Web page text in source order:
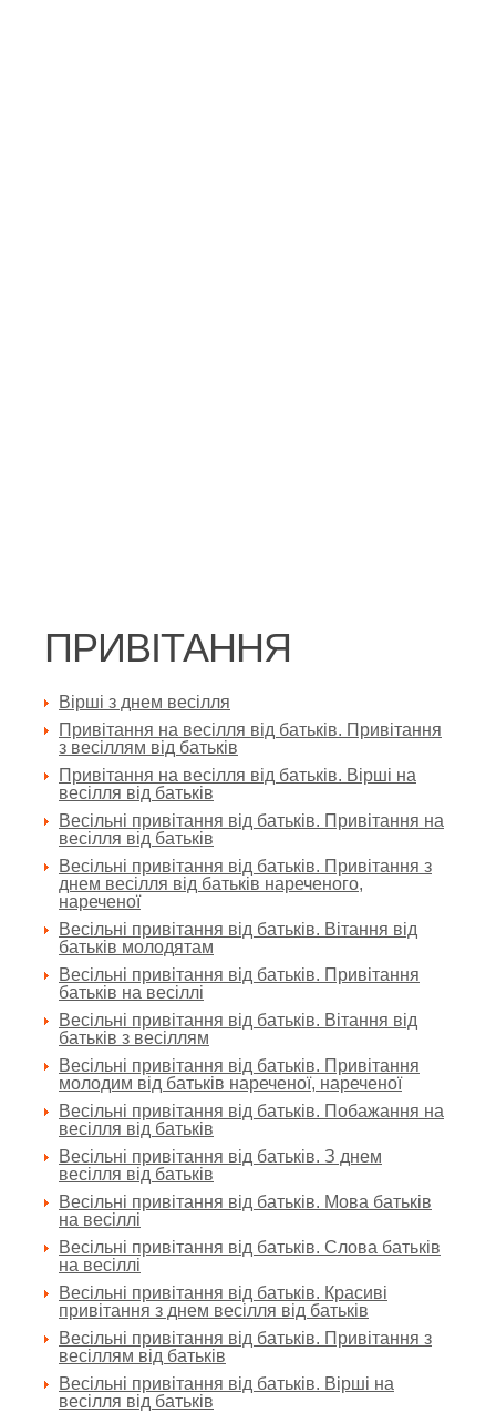
ПРИВІТАННЯ
Вірші з днем весілля
Привітання на весілля від батьків. Привітання
з весіллям від батьків
Привітання на весілля від батьків. Вірші на
весілля від батьків
Весільні привітання від батьків. Привітання на
весілля від батьків
Весільні привітання від батьків. Привітання з
днем весілля від батьків нареченого,
нареченої
Весільні привітання від батьків. Вітання від
батьків молодятам
Весільні привітання від батьків. Привітання
батьків на весіллі
Весільні привітання від батьків. Вітання від
батьків з весіллям
Весільні привітання від батьків. Привітання
молодим від батьків нареченої, нареченої
Весільні привітання від батьків. Побажання на
весілля від батьків
Весільні привітання від батьків. З днем
весілля від батьків
Весільні привітання від батьків. Мова батьків
на весіллі
Весільні привітання від батьків. Слова батьків
на весіллі
Весільні привітання від батьків. Красиві
привітання з днем весілля від батьків
Весільні привітання від батьків. Привітання з
весіллям від батьків
Весільні привітання від батьків. Вірші на
весілля від батьків